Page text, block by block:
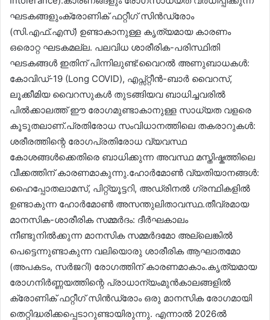
ഘടകങ്ങളുംക്രോണിക് ഫറ്റീഗ് സിൻഡ്രോം
(സി.എഫ്.എസ്) ഉണ്ടാകാനുള്ള കൃത്യമായ കാരണം
ഒരൊറ്റ ഘടകമല്ല. പലവിധ ശാരീരിക-പരിസ്ഥിതി
ഘടകങ്ങൾ ഇതിന് പിന്നിലുണ്ട്:വൈറൽ അണുബാധകൾ:
കോവിഡ്-19 (Long COVID), എപ്സ്റ്റീൻ-ബാർ വൈറസ്,
ലൂക്കീമിയ വൈറസുകൾ തുടങ്ങിയവ ബാധിച്ചവരിൽ
പിൽക്കാലത്ത് ഈ രോഗമുണ്ടാകാനുള്ള സാധ്യത വളരെ
കൂടുതലാണ്.പ്രതിരോധ സംവിധാനത്തിലെ തകരാറുകൾ:
ശരീരത്തിന്റെ രോഗപ്രതിരോധ വ്യവസ്ഥ
കോശങ്ങൾക്കെതിരെ ബാധിക്കുന്ന അവസ്ഥ മസ്തിഷ്കത്തിലെ
വീക്കത്തിന് കാരണമാകുന്നു.ഹോർമോൺ വ്യതിയാനങ്ങൾ:
ഹൈപ്പോതലാമസ്, പിറ്റ്യൂട്ടറി, അഡ്രിനൽ ഗ്രന്ഥികളിൽ
ഉണ്ടാകുന്ന ഹോർമോൺ അസന്തുലിതാവസ്ഥ.തീവ്രമായ
മാനസിക-ശാരീരിക സമ്മർദം: ദീർഘകാലം
നീണ്ടുനിൽക്കുന്ന മാനസിക സമ്മർദമോ അല്ലെങ്കിൽ
പെട്ടെന്നുണ്ടാകുന്ന വലിയൊരു ശാരീരിക ആഘാതമോ
(അപകടം, സർജറി) രോഗത്തിന് കാരണമാകാം.കൃത്യമായ
രോഗനിർണ്ണയത്തിന്റെ പ്രാധാന്യംമുൻകാലങ്ങളിൽ
ക്രോണിക് ഫറ്റീഗ് സിൻഡ്രോം ഒരു മാനസിക രോഗമായി
തെറ്റിദ്ധരിക്കപ്പെടാറുണ്ടായിരുന്നു. എന്നാൽ 2026ൽ